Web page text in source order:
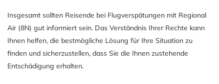
Insgesamt sollten Reisende bei Flugverspätungen mit Regional
Air (8N) gut informiert sein. Das Verständnis Ihrer Rechte kann
Ihnen helfen, die bestmögliche Lösung für Ihre Situation zu
finden und sicherzustellen, dass Sie die Ihnen zustehende
Entschädigung erhalten.